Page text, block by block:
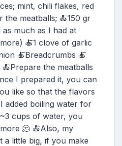
mint, chili flakes, red
the meatballs; 🍝150 gr
as much as I had at
🍝1 clove of garlic
🍝Breadcrumbs 🍝
the meatballs
I prepared it, you can
like so that the flavors
added boiling water for
cups of water, you
🫠 🍝Also, my
a little big, if you make